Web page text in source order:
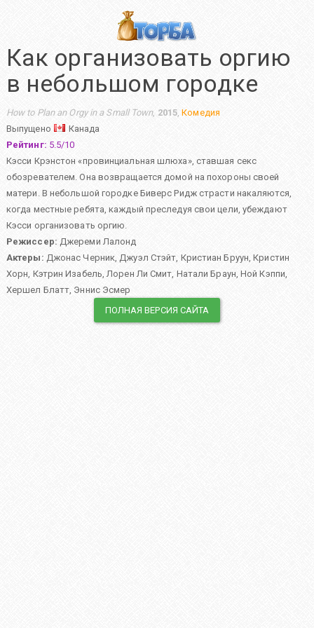
Как организовать оргию
в небольшом городке
How to Plan an Orgy in a Small Town, 2015,Комедия
Выпущено
Канада
Рейтинг: 5.5/10
Кэсси Крэнстон «провинциальная шлюха», ставшая секс
обозревателем. Она возвращается домой на похороны своей
матери. В небольшой городке Биверс Ридж страсти накаляются,
когда местные ребята, каждый преследуя свои цели, убеждают
Кэсси организовать оргию.
Режиссер: Джереми Лалонд
Актеры: Джонас Черник,Джуэл Стэйт, Кристиан Бруун,Кристин
Хорн, Кэтрин Изабель,Лорен Ли Смит, Натали Браун,Ной Кэппи,
Хершел Блатт, Эннис Эсмер
ПОЛНАЯ ВЕРСИЯ САЙТА